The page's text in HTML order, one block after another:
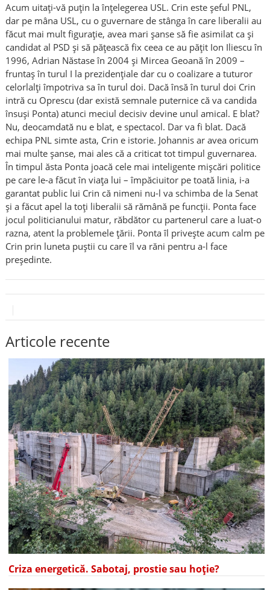
Acum uitaţi-vă puţin la înţelegerea USL. Crin este şeful PNL,
dar pe mâna USL, cu o guvernare de stânga în care liberalii au
făcut mai mult figuraţie, avea mari şanse să fie asimilat ca şi
candidat al PSD şi să păţească fix ceea ce au păţit Ion Iliescu în
1996, Adrian Năstase în 2004 şi Mircea Geoană în 2009 –
fruntaş în turul I la prezidenţiale dar cu o coalizare a tuturor
celorlalţi împotriva sa în turul doi. Dacă însă în turul doi Crin
intră cu Oprescu (dar există semnale puternice că va candida
însuşi Ponta) atunci meciul decisiv devine unul amical. E blat?
Nu, deocamdată nu e blat, e spectacol. Dar va fi blat. Dacă
echipa PNL simte asta, Crin e istorie. Johannis ar avea oricum
mai multe şanse, mai ales că a criticat tot timpul guvernarea.
În timpul ăsta Ponta joacă cele mai inteligente mişcări politice
pe care le-a făcut în viaţa lui – împăciuitor pe toată linia, i-a
garantat public lui Crin că nimeni nu-l va schimba de la Senat
şi a făcut apel la toţi liberalii să rămână pe funcţii. Ponta face
jocul politicianului matur, răbdător cu partenerul care a luat-o
razna, atent la problemele ţării. Ponta îl priveşte acum calm pe
Crin prin luneta puştii cu care îl va răni pentru a-l face
preşedinte.
Articole recente
Criza energetică. Sabotaj, prostie sau hoție?